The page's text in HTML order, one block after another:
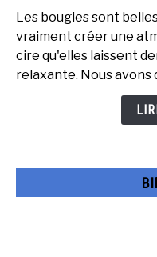
enlever
cire
Les bougies sont
vraiment créer une
cire qu'elles laissent
relaxante. Nous avons